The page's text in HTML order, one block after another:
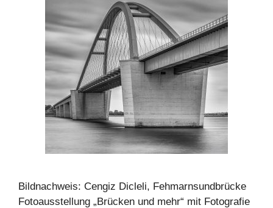
Bildnachweis: Cengiz Dicleli, Fehmarnsundbrücke
Fotoausstellung „Brücken und mehr“ mit Fotografie